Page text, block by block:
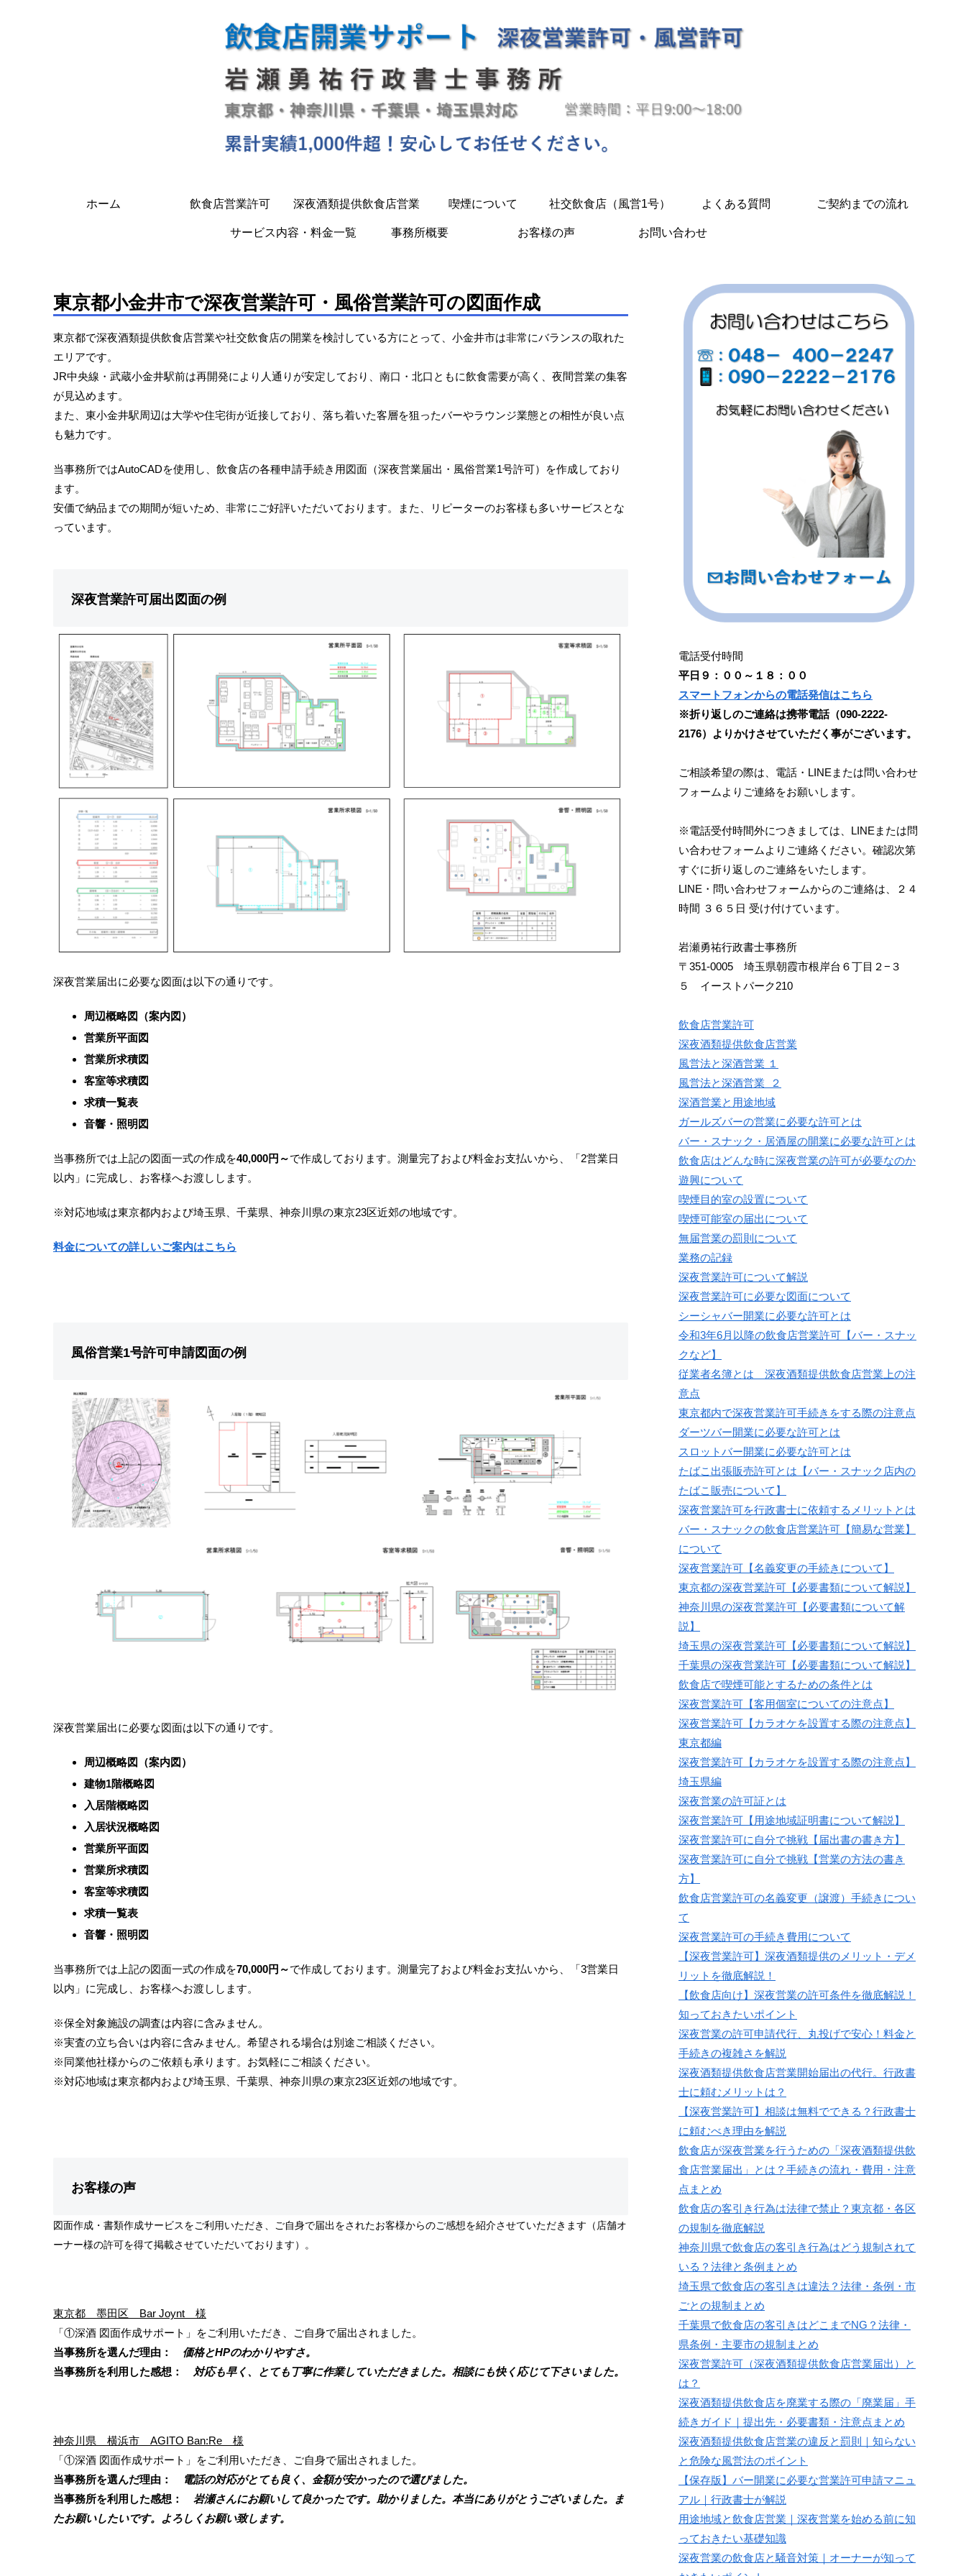
ホーム 飲食店営業許可 深夜酒類提供飲食店営業 喫煙について 社交飲食店（風営1号） よくある質問 ご契約までの流れ
サービス内容・料金一覧 事務所概要 お客様の声 お問い合わせ
東京都小金井市で深夜営業許可・風俗営業許可の図面作成
東京都で深夜酒類提供飲食店営業や社交飲食店の開業を検討している方にとって、小金井市は非常にバランスの取れた
エリアです。
JR中央線・武蔵小金井駅前は再開発により人通りが安定しており、南口・北口ともに飲食需要が高く、夜間営業の集客
が見込めます。
また、東小金井駅周辺は大学や住宅街が近接しており、落ち着いた客層を狙ったバーやラウンジ業態との相性が良い点
も魅力です。
当事務所ではAutoCADを使用し、飲食店の各種申請手続き用図面（深夜営業届出・風俗営業1号許可）を作成しており
ます。
安価で納品までの期間が短いため、非常にご好評いただいております。また、リピーターのお客様も多いサービスとな
っています。
深夜営業許可届出図面の例
深夜営業届出に必要な図面は以下の通りです。
周辺概略図（案内図）
営業所平面図
営業所求積図
客室等求積図
求積一覧表
音響・照明図
当事務所では上記の図面一式の作成を40,000円～で作成しております。測量完了および料金お支払いから、「2営業日
以内」に完成し、お客様へお渡しします。
※対応地域は東京都内および埼玉県、千葉県、神奈川県の東京23区近郊の地域です。
料金についての詳しいご案内はこちら
風俗営業1号許可申請図面の例
深夜営業届出に必要な図面は以下の通りです。
周辺概略図（案内図）
建物1階概略図
入居階概略図
入居状況概略図
営業所平面図
営業所求積図
客室等求積図
求積一覧表
音響・照明図
当事務所では上記の図面一式の作成を70,000円～で作成しております。測量完了および料金お支払いから、「3営業日
以内」に完成し、お客様へお渡しします。
※保全対象施設の調査は内容に含みません。
※実査の立ち合いは内容に含みません。希望される場合は別途ご相談ください。
※同業他社様からのご依頼も承ります。お気軽にご相談ください。
※対応地域は東京都内および埼玉県、千葉県、神奈川県の東京23区近郊の地域です。
お客様の声
図面作成・書類作成サービスをご利用いただき、ご自身で届出をされたお客様からのご感想を紹介させていただきます（店舗オ
ーナー様の許可を得て掲載させていただいております）。
東京都 墨田区 Bar Joynt 様
「①深酒 図面作成サポート」をご利用いただき、ご自身で届出されました。
当事務所を選んだ理由：
価格とHPのわかりやすさ。
当事務所を利用した感想：
対応も早く、とても丁寧に作業していただきました。相談にも快く応じて下さいました。
神奈川県 横浜市 AGITO Ban:Re 様
「①深酒 図面作成サポート」をご利用いただき、ご自身で届出されました。
当事務所を選んだ理由：
電話の対応がとても良く、金額が安かったので選びました。
当事務所を利用した感想：
岩瀬さんにお願いして良かったです。助かりました。本当にありがとうございました。ま
たお願いしたいです。よろしくお願い致します。
電話受付時間
平日９：００～１８：００
スマートフォンからの電話発信はこちら
※折り返しのご連絡は携帯電話（090-2222-
2176）よりかけさせていただく事がございます。
ご相談希望の際は、電話・LINEまたは問い合わせ
フォームよりご連絡をお願いします。
※電話受付時間外につきましては、LINEまたは問
い合わせフォームよりご連絡ください。確認次第
すぐに折り返しのご連絡をいたします。
LINE・問い合わせフォームからのご連絡は、２４
時間 ３６５日 受け付けています。
岩瀬勇祐行政書士事務所
〒351-0005 埼玉県朝霞市根岸台６丁目２−３
５ イーストパーク210
飲食店営業許可
深夜酒類提供飲食店営業
風営法と深酒営業 １
風営法と深酒営業 ２
深酒営業と用途地域
ガールズバーの営業に必要な許可とは
バー・スナック・居酒屋の開業に必要な許可とは
飲食店はどんな時に深夜営業の許可が必要なのか
遊興について
喫煙目的室の設置について
喫煙可能室の届出について
無届営業の罰則について
業務の記録
深夜営業許可について解説
深夜営業許可に必要な図面について
シーシャバー開業に必要な許可とは
令和3年6月以降の飲食店営業許可【バー・スナッ
クなど】
従業者名簿とは 深夜酒類提供飲食店営業上の注
意点
東京都内で深夜営業許可手続きをする際の注意点
ダーツバー開業に必要な許可とは
スロットバー開業に必要な許可とは
たばこ出張販売許可とは【バー・スナック店内の
たばこ販売について】
深夜営業許可を行政書士に依頼するメリットとは
バー・スナックの飲食店営業許可【簡易な営業】
について
深夜営業許可【名義変更の手続きについて】
東京都の深夜営業許可【必要書類について解説】
神奈川県の深夜営業許可【必要書類について解
説】
埼玉県の深夜営業許可【必要書類について解説】
千葉県の深夜営業許可【必要書類について解説】
飲食店で喫煙可能とするための条件とは
深夜営業許可【客用個室についての注意点】
深夜営業許可【カラオケを設置する際の注意点】
東京都編
深夜営業許可【カラオケを設置する際の注意点】
埼玉県編
深夜営業の許可証とは
深夜営業許可【用途地域証明書について解説】
深夜営業許可に自分で挑戦【届出書の書き方】
深夜営業許可に自分で挑戦【営業の方法の書き
方】
飲食店営業許可の名義変更（譲渡）手続きについ
て
深夜営業許可の手続き費用について
【深夜営業許可】深夜酒類提供のメリット・デメ
リットを徹底解説！
【飲食店向け】深夜営業の許可条件を徹底解説！
知っておきたいポイント
深夜営業の許可申請代行、丸投げで安心！料金と
手続きの複雑さを解説
深夜酒類提供飲食店営業開始届出の代行。行政書
士に頼むメリットは？
【深夜営業許可】相談は無料でできる？行政書士
に頼むべき理由を解説
飲食店が深夜営業を行うための「深夜酒類提供飲
食店営業届出」とは？手続きの流れ・費用・注意
点まとめ
飲食店の客引き行為は法律で禁止？東京都・各区
の規制を徹底解説
神奈川県で飲食店の客引き行為はどう規制されて
いる？法律と条例まとめ
埼玉県で飲食店の客引きは違法？法律・条例・市
ごとの規制まとめ
千葉県で飲食店の客引きはどこまでNG？法律・
県条例・主要市の規制まとめ
深夜営業許可（深夜酒類提供飲食店営業届出）と
は？
深夜酒類提供飲食店を廃業する際の「廃業届」手
続きガイド｜提出先・必要書類・注意点まとめ
深夜酒類提供飲食店営業の違反と罰則｜知らない
と危険な風営法のポイント
【保存版】バー開業に必要な営業許可申請マニュ
アル｜行政書士が解説
用途地域と飲食店営業｜深夜営業を始める前に知
っておきたい基礎知識
深夜営業の飲食店と騒音対策｜オーナーが知って